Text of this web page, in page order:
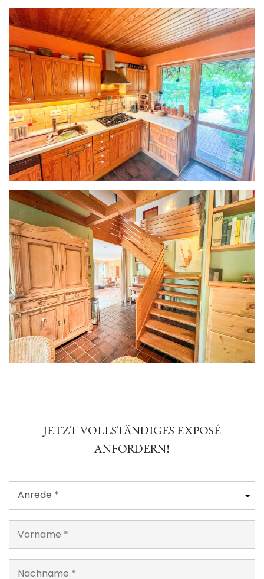
JETZT VOLLSTÄNDIGES EXPOSÉ
ANFORDERN!